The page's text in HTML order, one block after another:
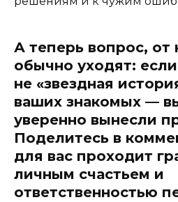
А теперь вопрос, от
обычно уходят:
не «звездная
ваших знакомых —
уверенно вынесли
Поделитесь в
для вас проходит
личным счастьем и
ответственностью